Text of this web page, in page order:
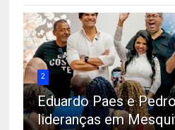
2
Eduardo Paes e
lideranças em